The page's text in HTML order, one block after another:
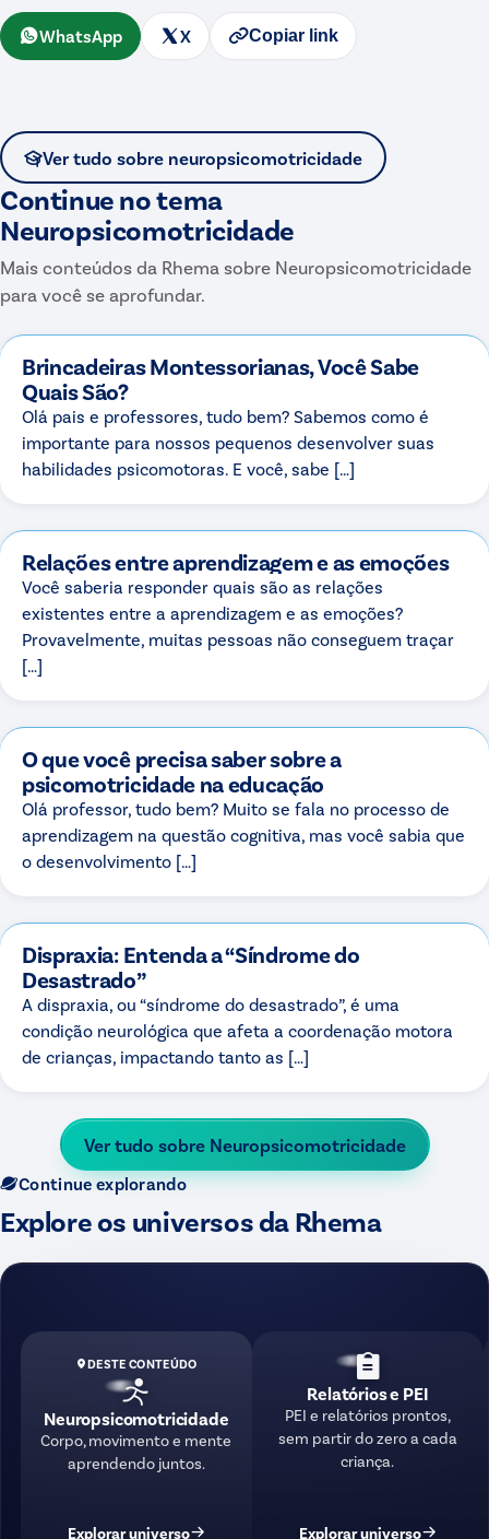
WhatsApp X Copiar link
Ver tudo sobre neuropsicomotricidade
Continue no tema
Neuropsicomotricidade
Mais conteúdos da Rhema sobre Neuropsicomotricidade
para você se aprofundar.
Brincadeiras Montessorianas, Você Sabe
Quais São?
Olá pais e professores, tudo bem? Sabemos como é
importante para nossos pequenos desenvolver suas
habilidades psicomotoras. E você, sabe […]
Relações entre aprendizagem e as emoções
Você saberia responder quais são as relações
existentes entre a aprendizagem e as emoções?
Provavelmente, muitas pessoas não conseguem traçar
[…]
O que você precisa saber sobre a
psicomotricidade na educação
Olá professor, tudo bem? Muito se fala no processo de
aprendizagem na questão cognitiva, mas você sabia que
o desenvolvimento […]
Dispraxia: Entenda a “Síndrome do
Desastrado”
A dispraxia, ou “síndrome do desastrado”, é uma
condição neurológica que afeta a coordenação motora
de crianças, impactando tanto as […]
Ver tudo sobre Neuropsicomotricidade
Continue explorando
Explore os universos da Rhema
DESTE CONTEÚDO
Neuropsicomotricidade
Corpo, movimento e mente
aprendendo juntos.
Explorar universo
Relatórios e PEI
PEI e relatórios prontos,
sem partir do zero a cada
criança.
Explorar universo